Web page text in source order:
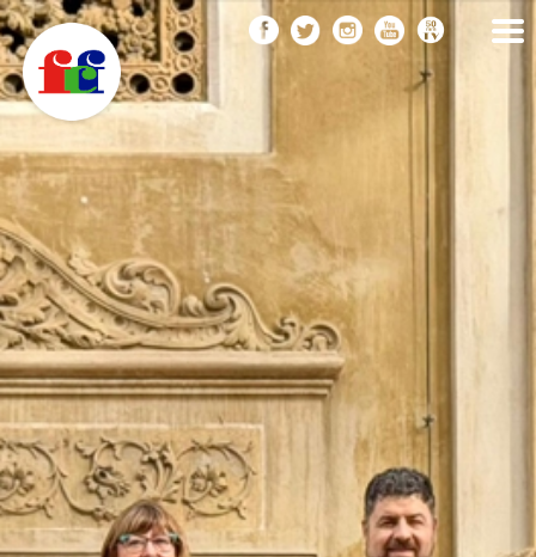
Vés
al
contingut
FEDERACIÓ CATALANA
DE FOTOGRAFIA
F
C
F